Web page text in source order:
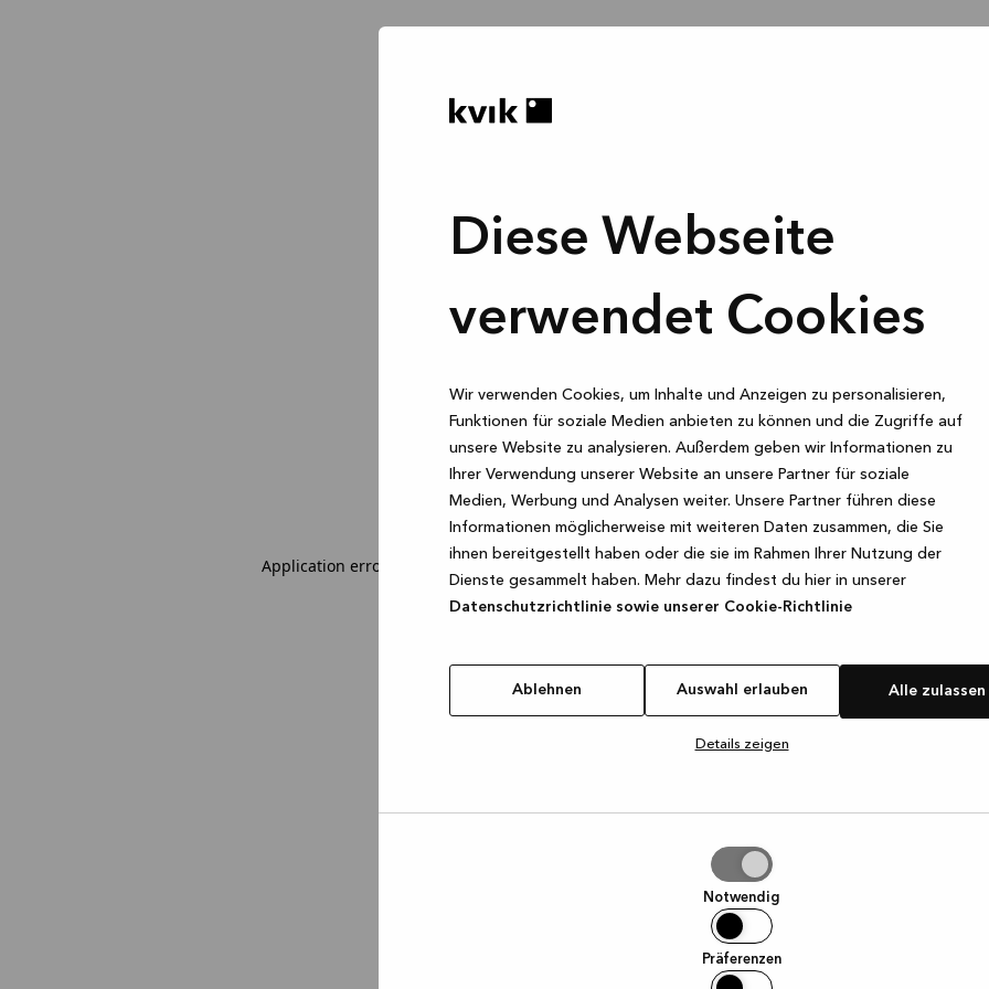
Diese Webseite
verwendet Cookies
Wir verwenden Cookies, um Inhalte und Anzeigen zu personalisieren,
Funktionen für soziale Medien anbieten zu können und die Zugriffe auf
unsere Website zu analysieren. Außerdem geben wir Informationen zu
Ihrer Verwendung unserer Website an unsere Partner für soziale
Medien, Werbung und Analysen weiter. Unsere Partner führen diese
Informationen möglicherweise mit weiteren Daten zusammen, die Sie
ihnen bereitgestellt haben oder die sie im Rahmen Ihrer Nutzung der
Dienste gesammelt haben. Mehr dazu findest du hier in unserer
Datenschutzrichtlinie sowie unserer Cookie-Richtlinie
Ablehnen Auswahl erlauben Alle zulassen
Details zeigen
Notwendig
Präferenzen
Application error: a client-side exception has occurred while loadingwww.kvik.de (see the